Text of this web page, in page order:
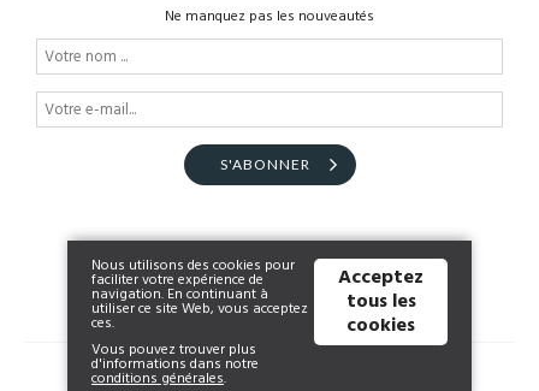
Ne manquez pas les nouveautés
S'ABONNER
© 2026 shop.toujoursbelle.be | Powered by
Nous utilisons des cookies pour
faciliter votre expérience de
navigation. En continuant à
utiliser ce site Web, vous acceptez
ces.
Vous pouvez trouver plus
d'informations dans notre
conditions générales.
Acceptez
tous les
cookies